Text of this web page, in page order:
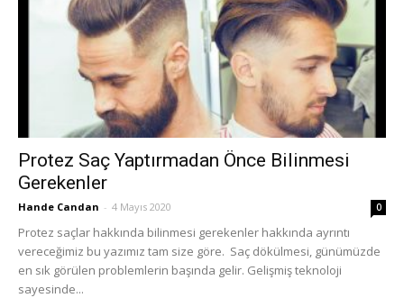
Protez Saç Yaptırmadan Önce Bilinmesi
Gerekenler
Hande Candan - 4 Mayıs 2020 0
Protez saçlar hakkında bilinmesi gerekenler hakkında ayrıntı
vereceğimiz bu yazımız tam size göre. Saç dökülmesi, günümüzde
en sık görülen problemlerin başında gelir. Gelişmiş teknoloji
sayesinde...